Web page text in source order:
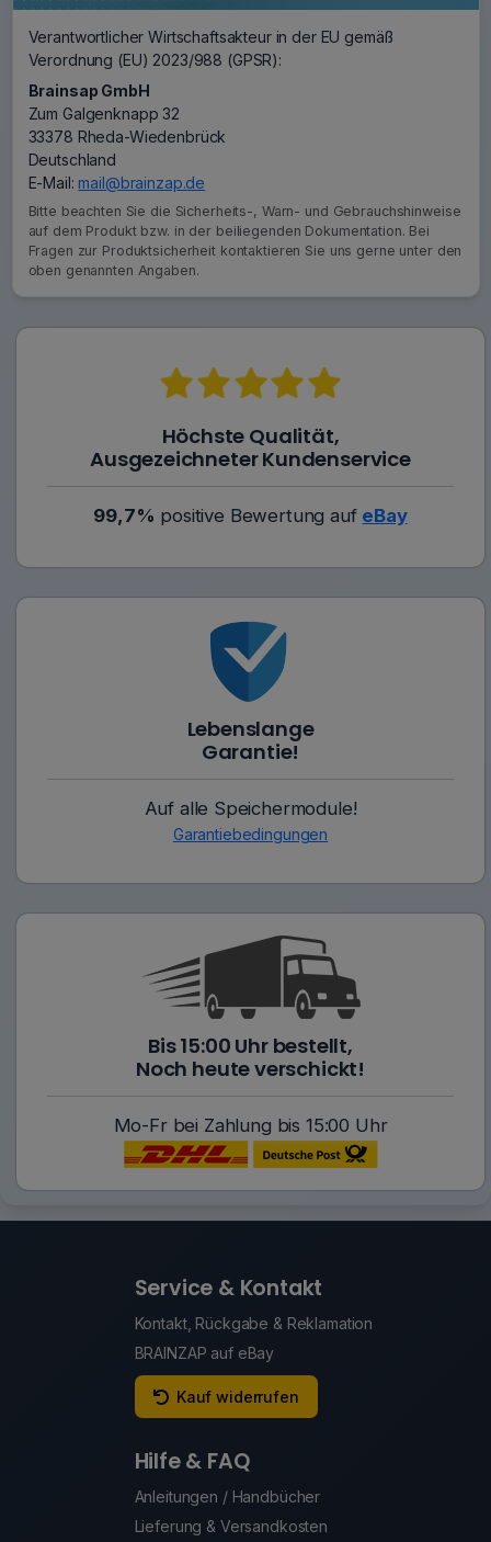
Verantwortlicher Wirtschaftsakteur in der EU gemäß
Verordnung (EU) 2023/988 (GPSR):
Brainsap GmbH
Zum Galgenknapp 32
33378 Rheda-Wiedenbrück
Deutschland
E-Mail:mail@brainzap.de
Bitte beachten Sie die Sicherheits-, Warn- und Gebrauchshinweise
auf dem Produkt bzw. in der beiliegenden Dokumentation. Bei
Fragen zur Produktsicherheit kontaktieren Sie uns gerne unter den
oben genannten Angaben.
Höchste Qualität,
Ausgezeichneter Kundenservice
99,7% positive Bewertung auf eBay
Lebenslange
Garantie!
Auf alle Speichermodule!
Garantiebedingungen
Bis 15:00 Uhr bestellt,
Noch heute verschickt!
Mo-Fr bei Zahlung bis 15:00 Uhr
Service & Kontakt
Kontakt, Rückgabe & Reklamation
BRAINZAP auf eBay
Kauf widerrufen
Hilfe & FAQ
Anleitungen / Handbücher
Lieferung & Versandkosten